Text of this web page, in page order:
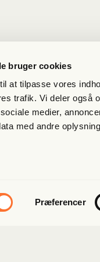
bruger cookies
at tilpasse vores
trafik. Vi deler også
medier,
med andre
Præferencer